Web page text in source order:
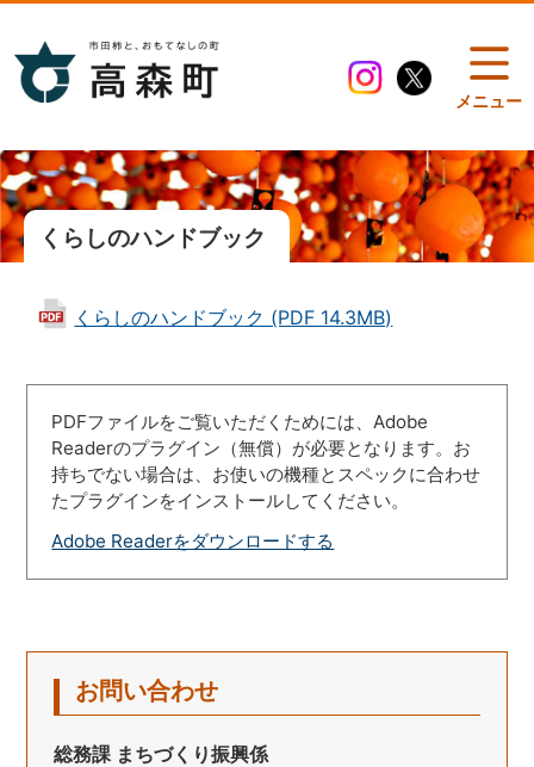
メニュー
くらしのハンドブック
くらしのハンドブック (PDF 14.3MB)
PDFファイルをご覧いただくためには、Adobe
Readerのプラグイン（無償）が必要となります。お
持ちでない場合は、お使いの機種とスペックに合わせ
たプラグインをインストールしてください。
Adobe Readerをダウンロードする
お問い合わせ
総務課 まちづくり振興係